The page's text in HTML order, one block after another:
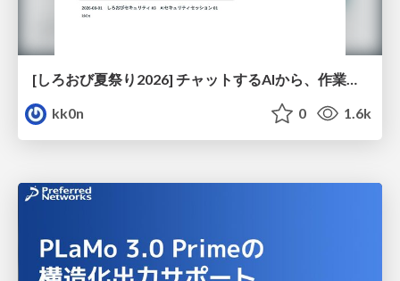
kk0n
0 1.6k